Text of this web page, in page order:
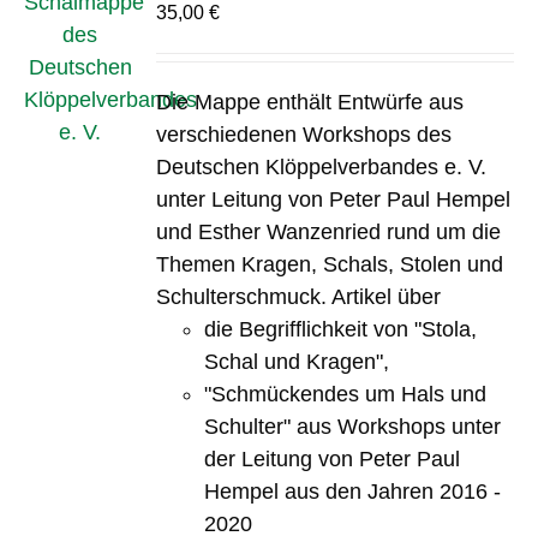
35,00€
Die Mappe enthält Entwürfe aus
verschiedenen Workshops des
Deutschen Klöppelverbandes e. V.
unter Leitung von Peter Paul Hempel
und Esther Wanzenried rund um die
Themen Kragen, Schals, Stolen und
Schulterschmuck. Artikel über
die Begrifflichkeit von "Stola,
Schal und Kragen",
"Schmückendes um Hals und
Schulter" aus Workshops unter
der Leitung von Peter Paul
Hempel aus den Jahren 2016 -
2020